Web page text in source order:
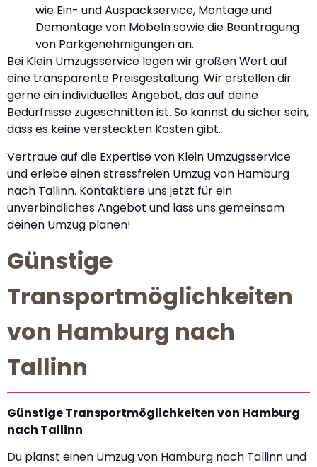
wie Ein- und Auspackservice, Montage und
Demontage von Möbeln sowie die Beantragung
von Parkgenehmigungen an.
Bei Klein Umzugsservice legen wir großen Wert auf
eine transparente Preisgestaltung. Wir erstellen dir
gerne ein individuelles Angebot, das auf deine
Bedürfnisse zugeschnitten ist. So kannst du sicher sein,
dass es keine versteckten Kosten gibt.
Vertraue auf die Expertise von Klein Umzugsservice
und erlebe einen stressfreien Umzug von Hamburg
nach Tallinn. Kontaktiere uns jetzt für ein
unverbindliches Angebot und lass uns gemeinsam
deinen Umzug planen!
Günstige
Transportmöglichkeiten
von Hamburg nach
Tallinn
Günstige Transportmöglichkeiten von Hamburg
nach Tallinn
Du planst einen Umzug von Hamburg nach Tallinn und